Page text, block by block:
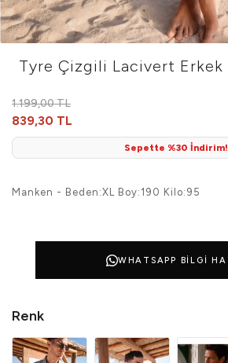
Tyre Çizgili Lacivert Erkek
1.199,00 TL
839,30 TL
Sepette %30 İndirim!
Manken - Beden:XL Boy:190 Kilo:95
WHATSAPP BILGI
Renk